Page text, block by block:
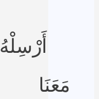
أَرْسِلْهُ
مَعَنَا